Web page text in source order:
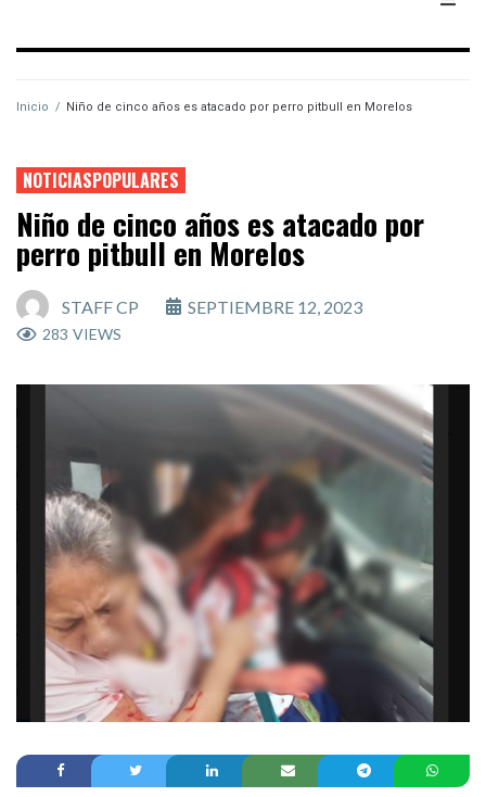
Inicio / Niño de cinco años es atacado por perro pitbull en Morelos
NOTICIASPOPULARES
Niño de cinco años es atacado por
perro pitbull en Morelos
STAFF CP SEPTIEMBRE 12, 2023
283 VIEWS